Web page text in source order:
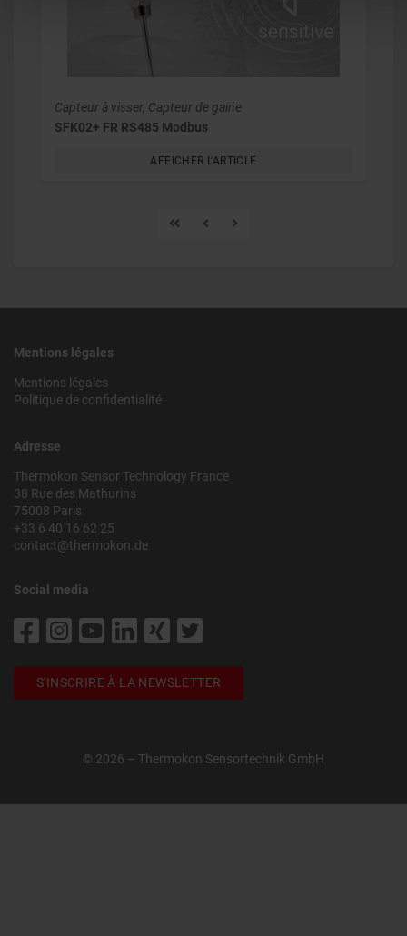
Capteur à visser, Capteur de gaine
SFK02+ FR RS485 Modbus
AFFICHER L'ARTICLE
Mentions légales
Mentions légales
Politique de confidentialité
Adresse
Thermokon Sensor Technology France
38 Rue des Mathurins
75008 Paris
+33 6 40 16 62 25
contact@thermokon.de
Social media
S'INSCRIRE À LA NEWSLETTER
© 2026 – Thermokon Sensortechnik GmbH